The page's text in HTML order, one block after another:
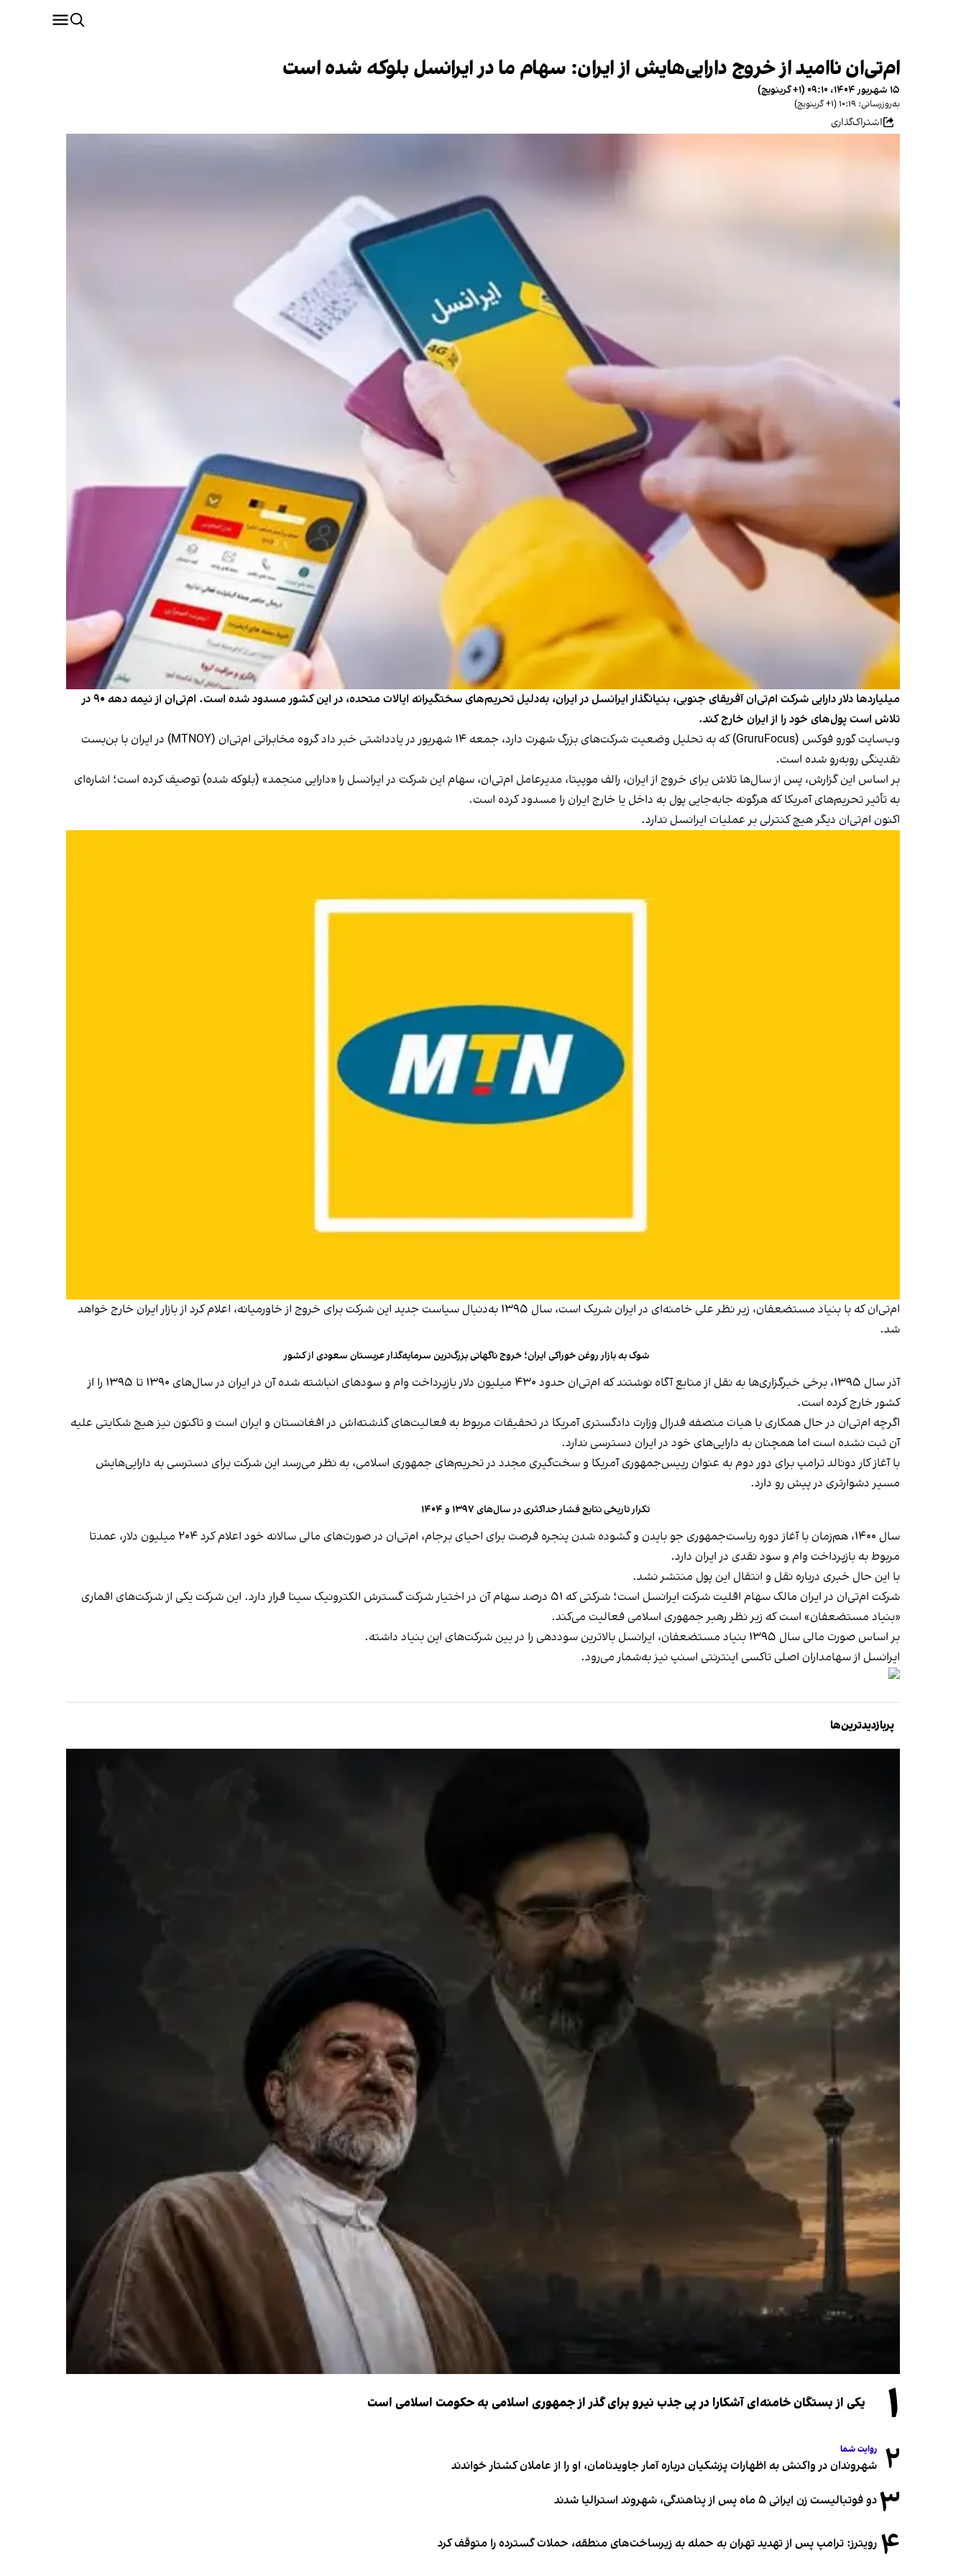
ام‌تی‌ان ناامید از خروج دارایی‌هایش از ایران: سهام ما در ایرانسل بلوکه شده است
۱۵ شهریور ۱۴۰۴، ۰۹:۱۰ (‎+۱ گرینویچ)
به‌روزرسانی: ۱۰:۱۹ (‎+۱ گرینویچ)
اشتراک‌گذاری
میلیاردها دلار دارایی شرکت ام‌تی‌ان آفریقای جنوبی، بنیانگذار ایرانسل در ایران، به‌دلیل تحریم‌های سختگیرانه ایالات متحده، در این کشور مسدود شده است. ام‌تی‌ان از نیمه دهه ۹۰ در
تلاش است پول‌های خود را از ایران خارج کند.
وب‌سایت گورو فوکس (GruruFocus) که به تحلیل وضعیت شرکت‌های بزرگ شهرت دارد، جمعه ۱۴ شهریور در یادداشتی خبر داد گروه مخابراتی ام‌تی‌ان (MTNOY) در ایران با بن‌بست
نقدینگی روبه‌رو شده است.
بر اساس این گزارش، پس از سال‌ها تلاش برای خروج از ایران، رالف موپیتا، مدیرعامل ام‌تی‌ان، سهام این شرکت در ایرانسل را «دارایی منجمد» (بلوکه شده) توصیف کرده است؛ اشاره‌ای
به تأثیر تحریم‌های آمریکا که هرگونه جابه‌جایی پول به داخل یا خارج ایران را مسدود کرده است.
اکنون ام‌تی‌ان دیگر هیچ کنترلی بر عملیات ایرانسل ندارد.
ام‌تی‌ان که با بنیاد مستضعفان، زیر نظر علی خامنه‌ای در ایران شریک است، سال‌ ۱۳۹۵ به‌دنبال سیاست جدید این شرکت برای خروج از خاورمیانه، اعلام کرد از بازار ایران خارج خواهد
شد.
شوک به بازار روغن خوراکی ایران؛ خروج ناگهانی بزرگ‌ترین سرمایه‌گذار عربستان سعودی از کشور
آذر سال ۱۳۹۵، برخی خبرگزاری‌ها به نقل از منابع آگاه نوشتند که ام‌تی‌ان حدود ۴۳۰ میلیون دلار بازپرداخت وام و سودهای انباشته شده آن در ایران در سال‌های ۱۳۹۰ تا ۱۳۹۵ را از
کشور خارج کرده است.
اگرچه ام‌تی‌ان در حال همکاری با هیات منصفه فدرال وزارت دادگستری آمریکا در تحقیقات مربوط به فعالیت‌های گذشته‌اش در افغانستان و ایران است و تاکنون نیز هیچ شکایتی علیه
آن ثبت نشده است اما همچنان به دارایی‌های خود در ایران دسترسی ندارد.
با آغاز کار دونالد ترامپ برای دور دوم به عنوان رییس‌جمهوری آمریکا و سخت‌گیری مجدد در تحریم‌های جمهوری اسلامی، به نظر می‌رسد این شرکت برای دسترسی به دارایی‌هایش
مسیر دشوارتری در پیش رو دارد.
تکرار تاریخی نتایج فشار حداکثری در سال‌های ۱۳۹۷ و ۱۴۰۴
سال ۱۴۰۰، هم‌زمان با آغاز دوره ریاست‌جمهوری جو بایدن و گشوده شدن پنجره فرصت برای احیای برجام، ام‌تی‌ان در صورت‌های مالی سالانه خود اعلام کرد ۲۰۴ میلیون دلار، عمدتا
مربوط به بازپرداخت وام و سود نقدی در ایران دارد.
با این حال خبری درباره نقل و انتقال این پول منتشر نشد.
شرکت ام‌تی‌ان در ایران مالک سهام اقلیت شرکت ایرانسل است؛ شرکتی که ۵۱ درصد سهام آن در اختیار شرکت گسترش الکترونیک سینا قرار دارد. این شرکت یکی از شرکت‌های اقماری
«بنیاد مستضعفان» است که زیر نظر رهبر جمهوری اسلامی فعالیت می‌کند.
بر اساس صورت مالی سال ۱۳۹۵ بنیاد مستضعفان، ایرانسل بالاترین سوددهی را در بین شرکت‌های این بنیاد داشته.
ایرانسل از سهامداران اصلی تاکسی اینترنتی اسنپ نیز به‌شمار می‌رود.
پربازدیدترین‌ها
۱ یکی از بستگان خامنه‌ای آشکارا در پی جذب نیرو برای گذر از جمهوری اسلامی به حکومت اسلامی است
۲ روایت شما
شهروندان در واکنش به اظهارات پزشکیان درباره آمار جاویدنامان، او را از عاملان کشتار خواندند
۳دو فوتبالیست زن ایرانی ۵ ماه پس از پناهندگی، شهروند استرالیا شدند
۴ رویترز: ترامپ پس از تهدید تهران به حمله به زیرساخت‌های منطقه، حملات گسترده را متوقف کرد